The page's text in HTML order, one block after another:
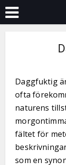
Daggfuktig
ofta
naturens
fältet för
som en